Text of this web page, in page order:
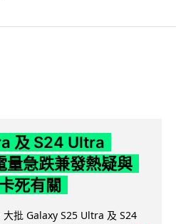
及 S24 Ultra
急跌兼發熱疑與
死有關
批 Galaxy S25 Ultra 及 S24